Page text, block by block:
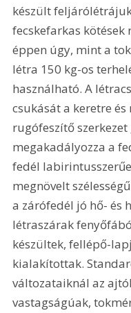
készült
fecskefarkas
éppen úgy, mint a
létra 150 kg-os
használható. A
csukását a keretre
rugófeszítő
megakadályozza a
fedél
megnövelt
a zárófedél jó hő- és
létraszárak
készültek, fellépő-
kialakítottak.
változataiknál az
vastagságúak,